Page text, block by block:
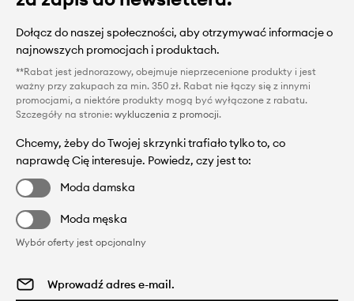
Dołącz do naszej społeczności, aby otrzymywać informacje o
najnowszych promocjach i produktach.
**Rabat jest jednorazowy, obejmuje nieprzecenione produkty i jest
ważny przy zakupach za min. 350 zł. Rabat nie łączy się z innymi
promocjami, a niektóre produkty mogą być wyłączone z rabatu.
Szczegóły na stronie: wykluczenia z promocji.
Chcemy, żeby do Twojej skrzynki trafiało tylko to, co
naprawdę Cię interesuje. Powiedz, czy jest to:
Moda damska
Moda męska
Wybór oferty jest opcjonalny